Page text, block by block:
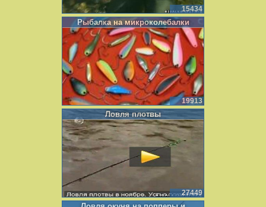
15434
Рыбалка на микроколебалки
19913
Ловля плотвы
27449